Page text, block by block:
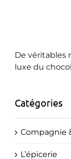
Cadeaux
De véritables
luxe du
Catégories
Compagnie
L’épicerie